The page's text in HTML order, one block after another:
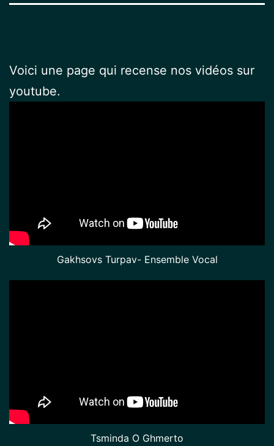
Voici une page qui recense nos vidéos sur
youtube.
Gakhsovs Turpav- Ensemble Vocal
Tsminda O Ghmerto